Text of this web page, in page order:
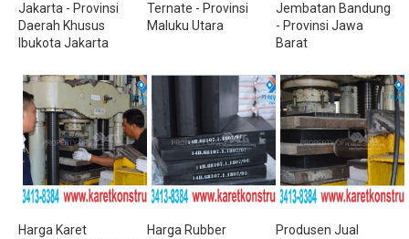
Jakarta - Provinsi
Daerah Khusus
Ibukota Jakarta
Ternate - Provinsi
Maluku Utara
Jembatan Bandung
- Provinsi Jawa
Barat
Harga Karet
Harga Rubber
Produsen Jual